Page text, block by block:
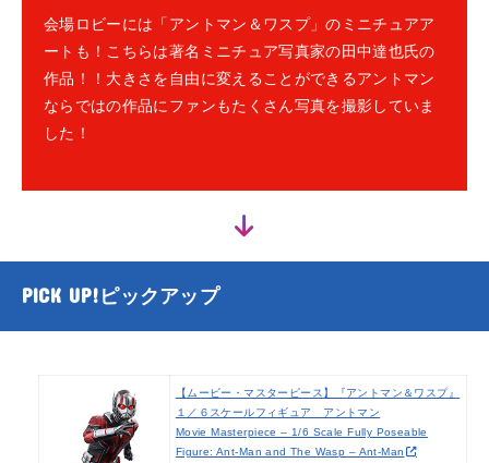
会場ロビーには「アントマン＆ワスプ」のミニチュアア
ートも！こちらは著名ミニチュア写真家の田中達也氏の
作品！！大きさを自由に変えることができるアントマン
ならではの作品にファンもたくさん写真を撮影していま
した！
PICK UP! ピックアップ
【ムービー・マスターピース】『アントマン＆ワスプ』
１／６スケールフィギュア アントマン
Movie Masterpiece – 1/6 Scale Fully Poseable
Figure: Ant-Man and The Wasp – Ant-Man